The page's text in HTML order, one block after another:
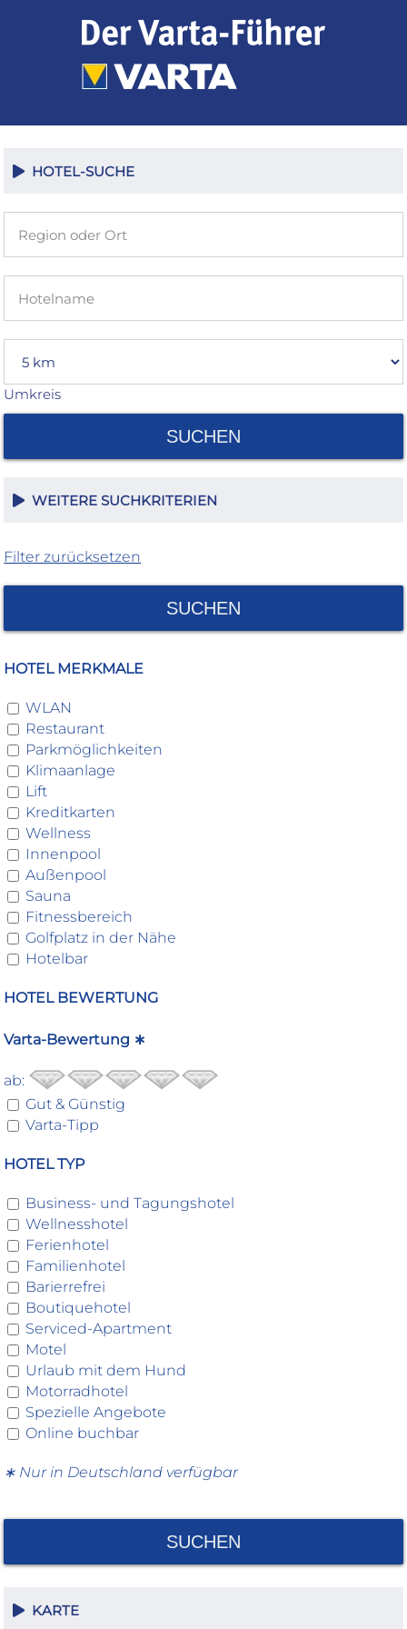
HOTEL-SUCHE
Umkreis
SUCHEN
WEITERE SUCHKRITERIEN
Filter zurücksetzen
SUCHEN
HOTEL MERKMALE
WLAN
Restaurant
Parkmöglichkeiten
Klimaanlage
Lift
Kreditkarten
Wellness
Innenpool
Außenpool
Sauna
Fitnessbereich
Golfplatz in der Nähe
Hotelbar
HOTEL BEWERTUNG
Varta-Bewertung ∗
ab:
Gut & Günstig
Varta-Tipp
HOTEL TYP
Business- und Tagungshotel
Wellnesshotel
Ferienhotel
Familienhotel
Barierrefrei
Boutiquehotel
Serviced-Apartment
Motel
Urlaub mit dem Hund
Motorradhotel
Spezielle Angebote
Online buchbar
∗ Nur in Deutschland verfügbar
SUCHEN
KARTE